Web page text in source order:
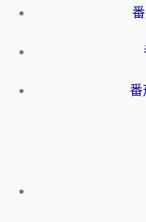
番